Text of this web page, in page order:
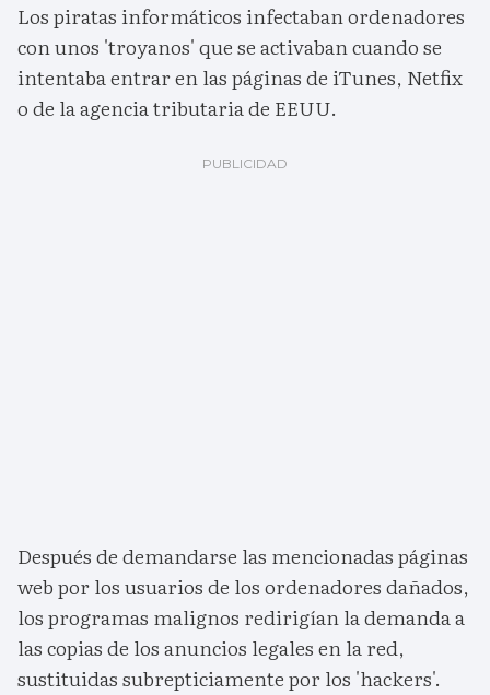
Los piratas informáticos infectaban ordenadores
con unos 'troyanos' que se activaban cuando se
intentaba entrar en las páginas de iTunes, Netfix
o de la agencia tributaria de EEUU.
Después de demandarse las mencionadas páginas
web por los usuarios de los ordenadores dañados,
los programas malignos redirigían la demanda a
las copias de los anuncios legales en la red,
sustituidas subrepticiamente por los 'hackers'.